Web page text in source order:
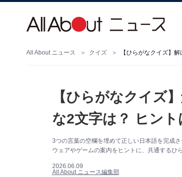
All About ニュース クイズ 【ひらがなクイズ】
【ひらがなクイズ
な2文字は？ ヒン
3つの言葉の空欄を埋めて正しい日本語を完成
ウェアやゲームの案内をヒントに、共通するひ
2026.06.09
All About ニュース編集部